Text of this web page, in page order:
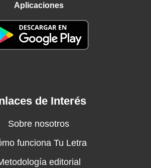
Aplicaciones
de Interés
Sobre nosotros
funciona Tu Letra
editorial